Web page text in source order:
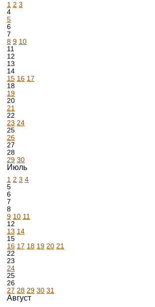
1 2 3
4
5
6
7
8 9 10
11
12
13
14
15 16 17
18
19
20
21
22
23 24
25
26
27
28
29 30
Июль
1 2 3 4
5
6
7
8
9 10 11
12
13 14
15
16 17 18 19 20 21
22
23
24
25
26
27 28 29 30 31
Август